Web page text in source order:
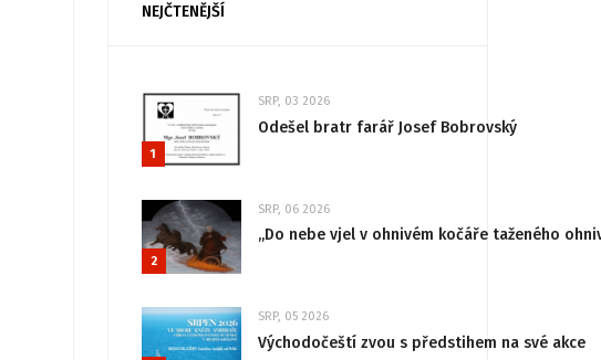
NEJČTENĚJŠÍ
1
SRP, 03 2026
Odešel bratr farář Josef Bobrovský
2
SRP, 06 2026
„Do nebe vjel v ohnivém kočáře taženého
SRP, 05 2026
Východočeští zvou s předstihem na své akce